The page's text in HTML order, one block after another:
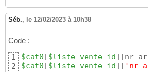
Séb., le 12/02/2023 à 10h38
Code :
1
2
$cat0 [$liste_vente_id] [
$cat0 [$liste_vente_id] [